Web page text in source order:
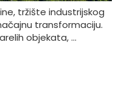
tržište industrijskog
transformaciju.
objekata, ...